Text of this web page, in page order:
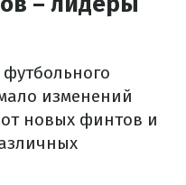
футбольного
изменений
новых финтов и